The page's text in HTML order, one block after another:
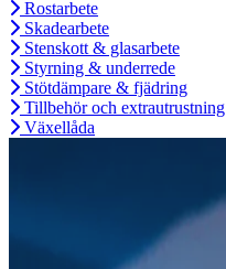
Rostarbete
Skadearbete
Stenskott & glasarbete
Styrning & underrede
Stötdämpare & fjädring
Tillbehör och extrautrustning
Växellåda